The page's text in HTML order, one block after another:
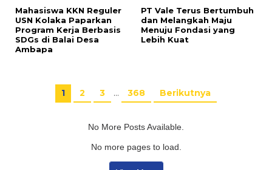
Mahasiswa KKN Reguler
USN Kolaka Paparkan
Program Kerja Berbasis
SDGs di Balai Desa
Ambapa
PT Vale Terus Bertumbuh
dan Melangkah Maju
Menuju Fondasi yang
Lebih Kuat
1 2 3 … 368 Berikutnya
No More Posts Available.
No more pages to load.